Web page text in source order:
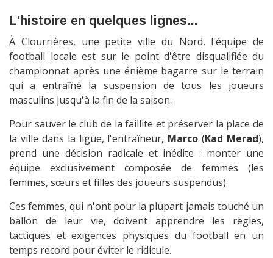
L'histoire en quelques lignes...
À Clourrières, une petite ville du Nord, l'équipe de
football locale est sur le point d'être disqualifiée du
championnat après une énième bagarre sur le terrain
qui a entraîné la suspension de tous les joueurs
masculins jusqu'à la fin de la saison.
Pour sauver le club de la faillite et préserver la place de
la ville dans la ligue, l'entraîneur, Marco (Kad Merad),
prend une décision radicale et inédite : monter une
équipe exclusivement composée de femmes (les
femmes, sœurs et filles des joueurs suspendus).
Ces femmes, qui n'ont pour la plupart jamais touché un
ballon de leur vie, doivent apprendre les règles,
tactiques et exigences physiques du football en un
temps record pour éviter le ridicule.